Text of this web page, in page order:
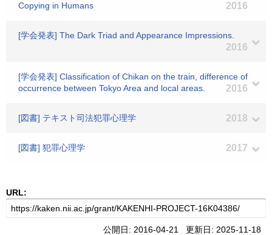
Copying in Humans
2016
[学会発表] The Dark Triad and Appearance Impressions.
2016
[学会発表] Classification of Chikan on the train, difference of
occurrence between Tokyo Area and local areas.
2016
[図書] テキスト司法犯罪心理学 2018
[図書] 犯罪心理学 2017
URL:
公開日: 2016-04-21 更新日: 2025-11-18